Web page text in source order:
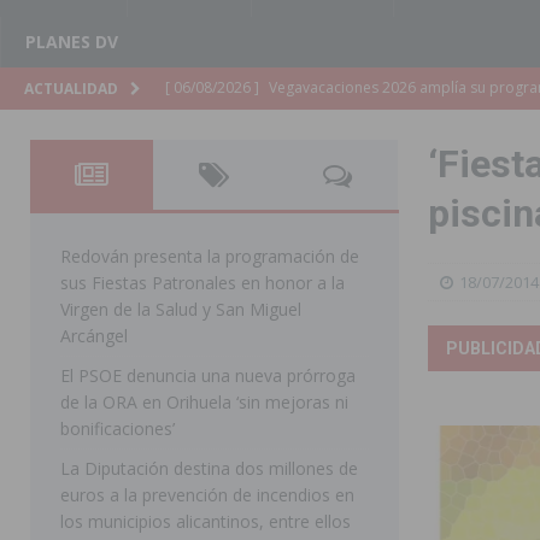
PLANES DV
ACTUALIDAD [ 06/08/2026 ] La Diputación de Alicante inyectará
Patronales 2026
SAN MIGUEL DE SALINAS
[ 06/08/2026 ] La Escuela Municipal de Música de
curso 2026-2027
MONTESINOS
[ 06/08/2026 ]
Convocado el XXVII Concurso de
[ 06/08/2026 ] Benejúzar vive el verano con una
BENEJUZAR
Orihuela continúa mejorando los
pedanías
ORIHUELA
18/07/2014
Redován presenta la programación de
sus Fiestas Patronales en honor a la
Virgen de la Salud y San Miguel
Arcángel
El PSOE denuncia una nueva prórroga
de la ORA en Orihuela ‘sin mejoras ni
bonificaciones’
La Diputación destina dos millones de
euros a la prevención de incendios en
los municipios alicantinos, entre ellos